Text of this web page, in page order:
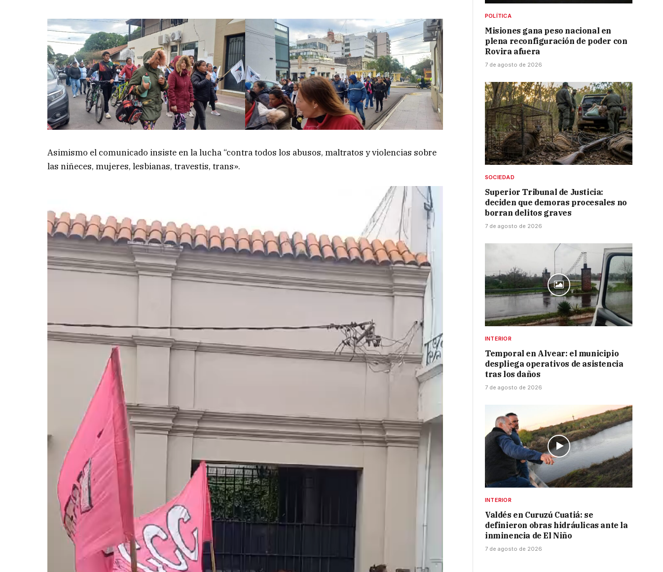
Asimismo el comunicado insiste en la lucha “contra todos los abusos, maltratos y violencias sobre
las niñeces, mujeres, lesbianas, travestis, trans».
POLÍTICA
Misiones gana peso nacional en
plena reconfiguración de poder con
Rovira afuera
7 de agosto de 2026
SOCIEDAD
Superior Tribunal de Justicia:
deciden que demoras procesales no
borran delitos graves
7 de agosto de 2026
INTERIOR
Temporal en Alvear: el municipio
despliega operativos de asistencia
tras los daños
7 de agosto de 2026
INTERIOR
Valdés en Curuzú Cuatiá: se
definieron obras hidráulicas ante la
inminencia de El Niño
7 de agosto de 2026